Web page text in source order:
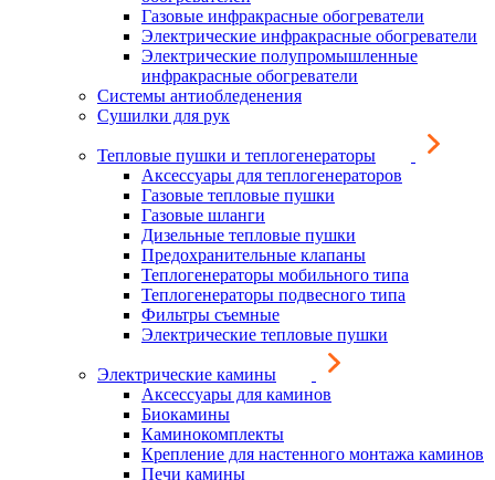
Газовые инфракрасные обогреватели
Электрические инфракрасные обогреватели
Электрические полупромышленные
инфракрасные обогреватели
Системы антиобледенения
Сушилки для рук
Тепловые пушки и теплогенераторы
Аксессуары для теплогенераторов
Газовые тепловые пушки
Газовые шланги
Дизельные тепловые пушки
Предохранительные клапаны
Теплогенераторы мобильного типа
Теплогенераторы подвесного типа
Фильтры съемные
Электрические тепловые пушки
Электрические камины
Аксессуары для каминов
Биокамины
Каминокомплекты
Крепление для настенного монтажа каминов
Печи камины